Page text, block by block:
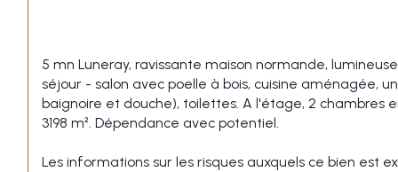
5 mn Luneray, ravissante maison normande,
séjour - salon avec poelle à bois, cuisine aménagée,
baignoire et douche), toilettes. A l'étage, 2 chambres
3198 m². Dépendance avec potentiel.
Les informations sur les risques auxquels ce bien est